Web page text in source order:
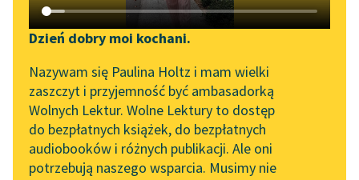
Katalog DAISY
Podkasty o książkach
Zgłoś brak utworu
Aktualności
Zapraszamy na spotkanie
online z tłumaczkami
literatury skandynawskiej
Spotkanie z Katarzyną
Narzędzia
Mapa Wolnych Lektur
Leśmianator
Przewodnik dla piszących i
Dzień dobry moi kochani.
Nazywam się Paulina Holtz i mam wielki
zaszczyt i przyjemność być ambasadorką
Wolnych Lektur. Wolne Lektury to dostęp
do bezpłatnych książek, do bezpłatnych
audiobooków i różnych publikacji. Ale oni
potrzebują naszego wsparcia. Musimy nie
Andrzej Niemojewski
Tam blask widny przez
opary,
W oknach dworku
światło mruga,